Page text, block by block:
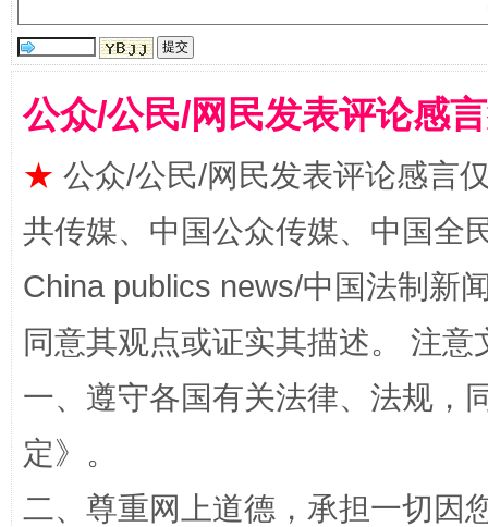
全民健身五年计划来了！等你上场
公众/公民/网民发表评论感
★ 公众/公民/网民发表评论感言
共传媒、中国公众传媒、中国全
China publics news/中国法制新
同意其观点或证实其描述。 注
一、遵守各国有关法律、法规，
定》。
二、尊重网上道德，承担一切因